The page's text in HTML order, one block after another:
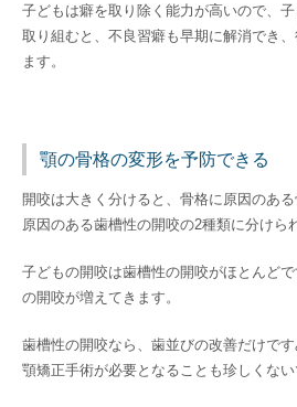
子どもは癖を取り除く能力が高いので、
取り組むと、不良習癖も早期に解消でき
ます。
顎の骨格の変形を予防できる
開咬は大きく分けると、骨格に原因のあ
原因のある歯槽性の開咬の2種類に分けら
子どもの開咬は歯槽性の開咬がほとんど
の開咬が増えてきます。
歯槽性の開咬なら、歯並びの改善だけで
顎矯正手術が必要となることも珍しくない